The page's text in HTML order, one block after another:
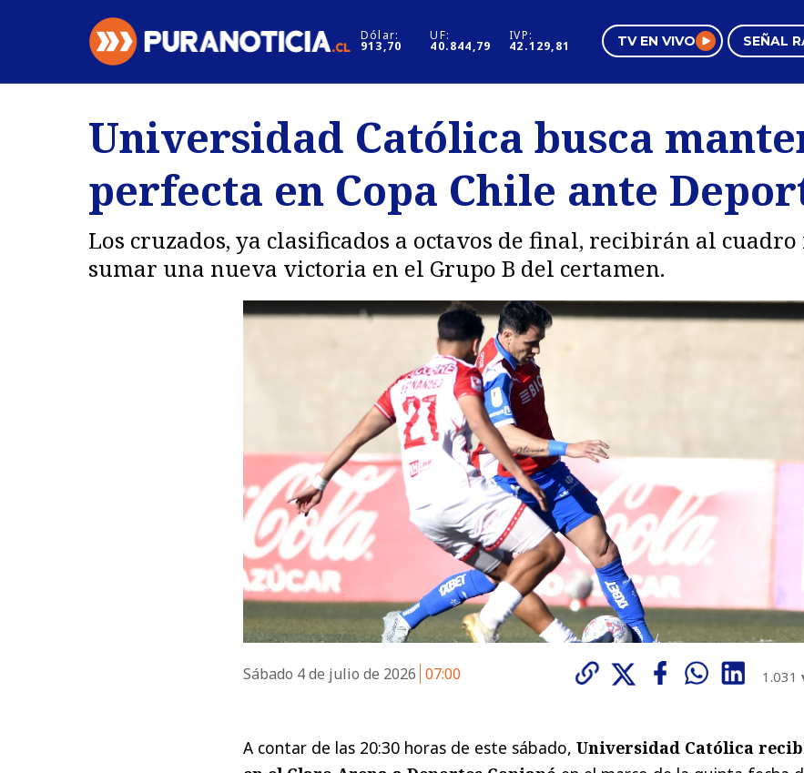
Dólar:
913,70
UF:
40.844,79
IVP:
42.129,81 TV EN VIVO SEÑAL
Regiones
Deportes
Internacional
Motores
Negocios
Pura Mujer
Universidad Católica busca
perfecta en Copa Chile ante
Los cruzados, ya clasificados a octavos de final, recibirán al
sumar una nueva victoria en el Grupo B del certamen.
Sábado 4 de julio de 2026 07:00 1.031
A contar de las 20:30 horas de este sábado, Universidad Católica